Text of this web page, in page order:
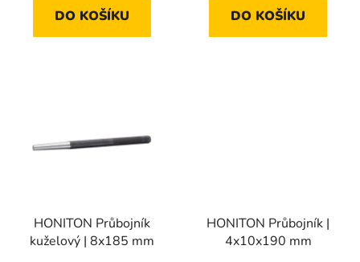
DO KOŠÍKU DO KOŠÍKU
HONITON Průbojník
kuželový | 8x185 mm
HONITON Průbojník |
4x10x190 mm